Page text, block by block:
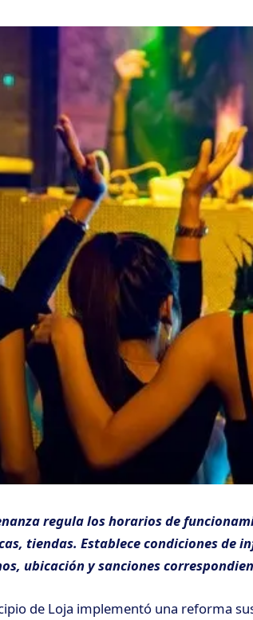
regula los horarios de
tiendas. Establece condiciones de
ubicación y sanciones
de Loja implementó una reforma